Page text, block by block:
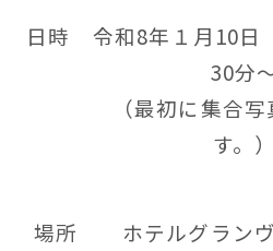
日時 令和8年１月10
30分
（最初に集合写真
す。）
場所 ホテルグラン